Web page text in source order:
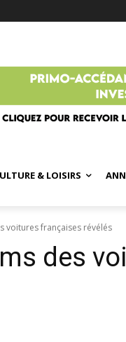
& LOISIRS
voitures françaises révélés
des